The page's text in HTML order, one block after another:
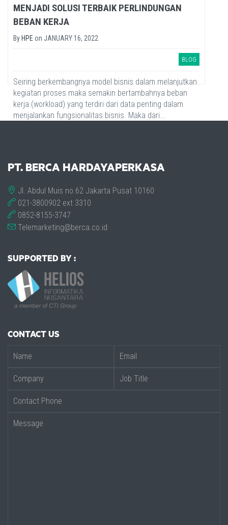
MENJADI SOLUSI TERBAIK PERLINDUNGAN
BEBAN KERJA
By HPE on JANUARY 16, 2022
BLOG
Seiring berkembangnya model bisnis dalam melanjutkan
kegiatan proses maka semakin bertambahnya beban
kerja (workload) yang terdiri dari data penting dalam
menjalankan fungsionalitas bisnis. Maka dari...
PT. BERCA HARDAYAPERKASA
Jl. Abdul Muis no.62 Jakarta Pusat 10160
021-3800902 ext 3310
0852-8155-3747
Telemarketing@berca.co.id
SUPPORTED BY :
CONTACT US